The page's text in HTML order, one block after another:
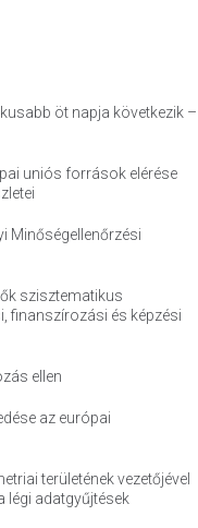
öt napja következik –
uniós források elérése
Minőségellenőrzési
szisztematikus
finanszírozási és képzési
ellen
az európai
területének vezetőjével
légi adatgyűjtések